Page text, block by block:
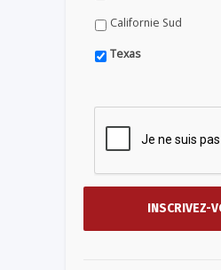
Californie Sud
Texas